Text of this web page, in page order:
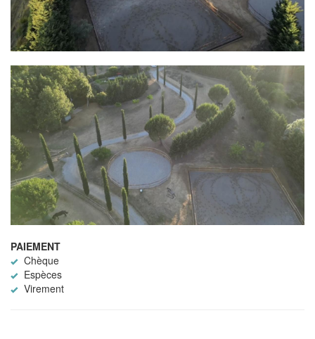
PAIEMENT
Chèque
Espèces
Virement